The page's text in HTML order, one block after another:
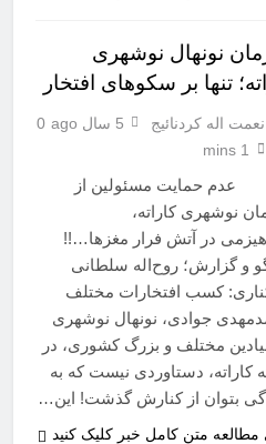
نونهال نوشهری
تنها بر سکوهای افتخار
نعمت اله کردنائیج 5 سال ago
0
1 mins
حمایت مسئولین از
نوشهری کاراته،
در آتش فرار مغزها…!!
و گزارش؛ روح‌اله سلطانی
کسب افتخارات مختلف
جوادی، نونهال نوشهری
مختلف و بزرگ کشوری، در
کاراته، دستاوردی نیست که به
بتوان از کنارش گذشت! این…
مطالعه متن کامل خبر کلیک کنید